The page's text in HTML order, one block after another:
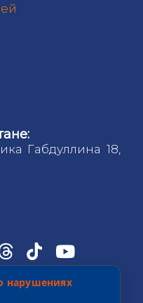
Габдуллина 18,
нарушениях